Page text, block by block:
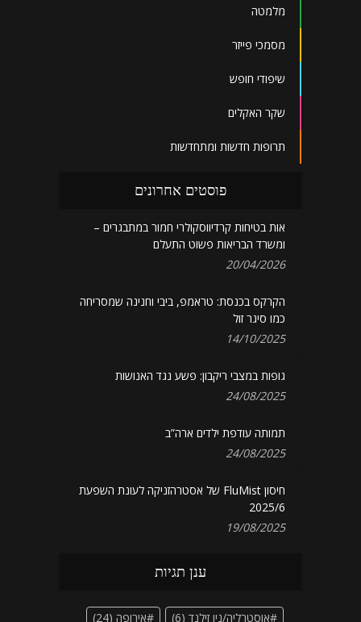
מלמטה
מסמכי פייזר
שיפודי חופש
שקר האקלים
תרופות חדשות ומתחדשות
פוסטים אחרונים
אות בטיחות קרדיווסקולרי חמור במתבגרים –
ומשרד הבריאות פשוט התעלם
20/04/2026
הקרקס בכנסת: טראמפ, ביבי וחנינה שמסריחה
כמו סיגר זול
14/10/2025
גופות במצבי ריקבון: פשע נגד האנושות
24/08/2025
תמותה עודפת ילדים ארה”ב
24/08/2025
חיסון FluMist של אסטרהזניקה לעונת השפעת
2025/6
19/08/2025
ענן תגיות
אוסטרליה/ניו זילנד (6) אירופה (24)